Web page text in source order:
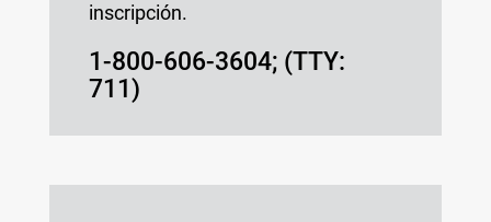
inscripción.
1-800-606-3604; (TTY:
711)